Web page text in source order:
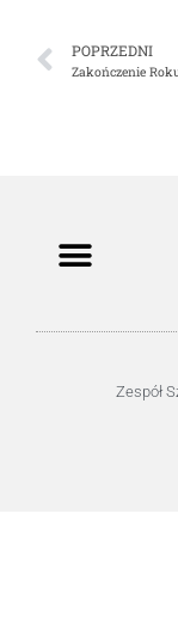
POPRZEDNI
Zespół